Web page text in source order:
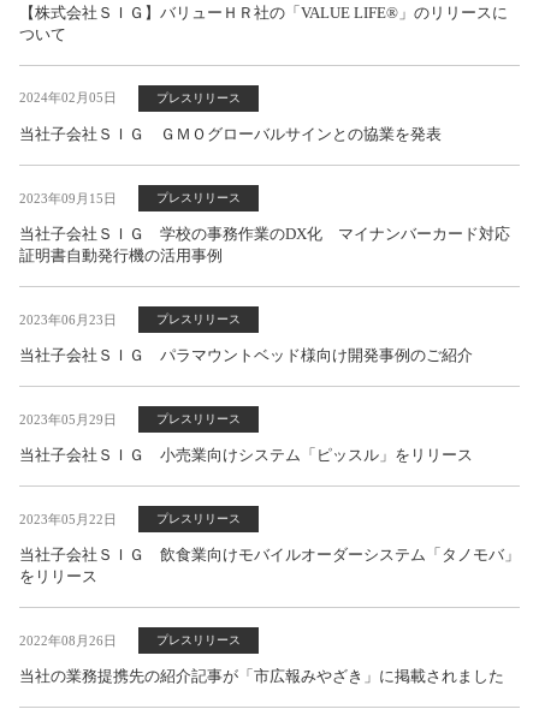
【株式会社ＳＩＧ】バリューＨＲ社の「VALUE LIFE®」のリリースに
ついて
2024年02月05日 プレスリリース
当社子会社ＳＩＧ ＧＭＯグローバルサインとの協業を発表
2023年09月15日 プレスリリース
当社子会社ＳＩＧ 学校の事務作業のDX化 マイナンバーカード対応
証明書自動発行機の活用事例
2023年06月23日 プレスリリース
当社子会社ＳＩＧ パラマウントベッド様向け開発事例のご紹介
2023年05月29日 プレスリリース
当社子会社ＳＩＧ 小売業向けシステム「ピッスル」をリリース
2023年05月22日 プレスリリース
当社子会社ＳＩＧ 飲食業向けモバイルオーダーシステム「タノモバ」
をリリース
2022年08月26日 プレスリリース
当社の業務提携先の紹介記事が「市広報みやざき」に掲載されました